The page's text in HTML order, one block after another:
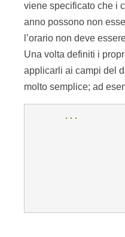
viene specificato che i
anno possono non
l’orario non deve
Una volta definiti i
applicarli ai campi del
molto semplice; ad
...